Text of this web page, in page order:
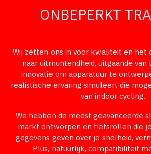
ONBEPERKT
Wij zetten ons in voor kwaliteit en het
naar uitmuntendheid, uitgaande
innovatie om apparatuur te
realistische ervaring simuleert die
van indoor cycling.
We hebben de meest geavanceerde
markt ontworpen en fietsrollen die
gegevens geven over je snelheid,
Plus, natuurlijk, compatibiliteit